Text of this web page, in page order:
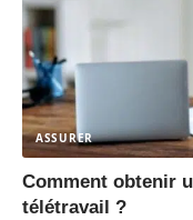
ASSURER
Comment obtenir
télétravail ?